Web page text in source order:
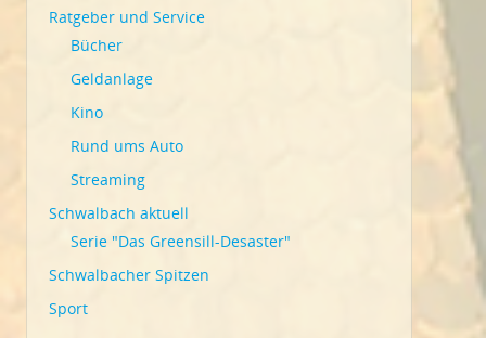
Ratgeber und Service
Bücher
Geldanlage
Kino
Rund ums Auto
Streaming
Schwalbach aktuell
Serie "Das Greensill-Desaster"
Schwalbacher Spitzen
Sport